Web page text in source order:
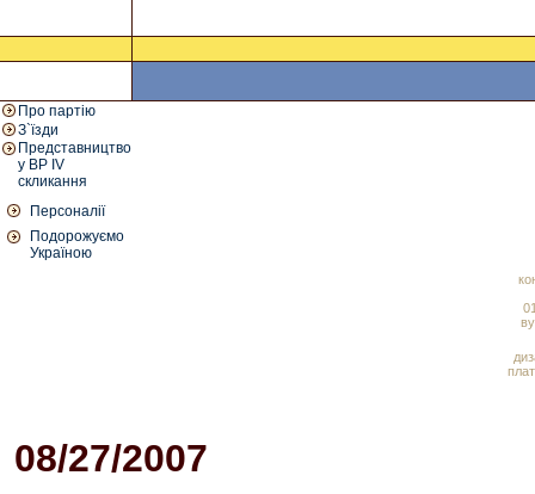
Про партію
З`їзди
Представництво
у ВР IV
скликання
Персоналії
Подорожуємо
Україною
08/27/2007